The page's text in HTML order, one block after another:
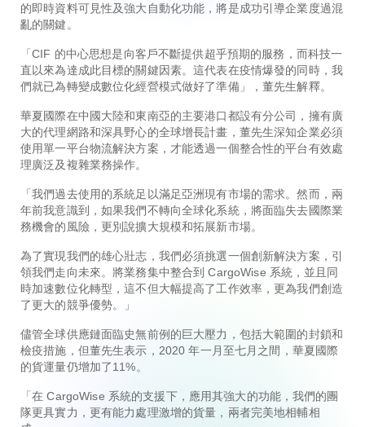
的即時資料可見性及強大自動化功能，將是成功引導企業度過混
亂的關鍵。
「CIF 的中心思想是向客戶不斷提供超乎預期的服務，而科技一
直以來為達成此目標的關鍵因素。這代表在疫情爆發的同時，我
們就已為轉變成數位化經營模式做好了準備」，董先生解釋。
華夏國際在中國大陸和東南亞的主要港口都設有分公司，擁有廣
大的代理網路和深具野心的全球增長計畫，董先生深知企業必須
使用單一平台物流解決方案，才能透過一個整合性的平台有效處
理廣泛及複雜業務操作。
「我們過去使用的系統足以滿足亞洲現有市場的需求。然而，兩
年前我意識到，如果我們不轉向全球化系統，將面臨失去國際業
務機會的風險，更別說擴大規模和拓展新市場。
為了實現我們的雄心壯志，我們必須挑選一個創新解決方案，引
領我們走向未來。將業務集中整合到 CargoWise 系統，並且同
時加速數位化轉型，這不但大幅提高了工作效率，更為我們創造
了更大的競爭優勢。」
儘管全球供應鏈面臨史無前例的巨大壓力，包括大範圍的封鎖和
檢疫措施，但董先生表示，2020 年一月至七月之間，華夏國際
的貨運量仍增加了11%。
「在 CargoWise 系統的支援下，應用其強大的功能，我們的團
隊更具實力，更有能力處理激增的貨量，兩者完美地相輔相